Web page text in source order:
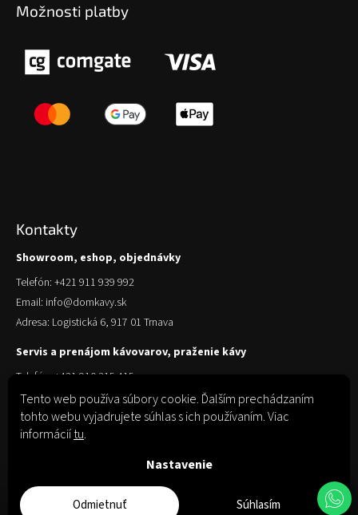
Tento web používa súbory cookie. Ďalším prechádzaním
tohto webu vyjadrujete súhlas s ich používaním. Viac
informáciítu.
Nastavenie
Odmietnuť Súhlasím
Možnosti platby
Kontakty
Showroom, eshop, objednávky
Telefón: +421 911 939 992
Email: info@domkavy.sk
Adresa: Logistická 6, 917 01 Trnava
Servis a prenájom kávovarov, praženie kávy
Telefón: +421 910 315 415
Email: obchod@domkavy.sk
Adresa: Logistická 6, 917 01 Trnava